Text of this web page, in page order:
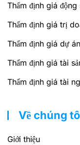
Thẩm định giá động
Thẩm định giá trị
Thẩm định giá dự
Thẩm định giá tài
Thẩm định giá tài
Về chúng
Giới thiệu